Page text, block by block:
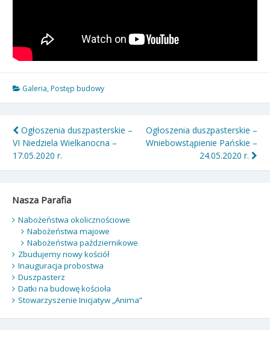
Galeria, Postęp budowy
Nawigacja
wpisu
Ogłoszenia duszpasterskie –
VI Niedziela Wielkanocna –
17.05.2020 r.
Ogłoszenia duszpasterskie –
Wniebowstąpienie Pańskie –
24.05.2020 r.
Nasza Parafia
Nabożeństwa okolicznościowe
Nabożeństwa majowe
Nabożeństwa październikowe
Zbudujemy nowy kościół
Inauguracja probostwa
Duszpasterz
Datki na budowę kościoła
Stowarzyszenie Inicjatyw „Anima”